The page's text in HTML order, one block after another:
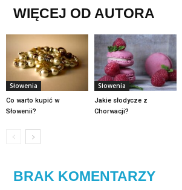
WIĘCEJ OD AUTORA
Słowenia
Co warto kupić w
Słowenii?
Słowenia
Jakie słodycze z
Chorwacji?
BRAK KOMENTARZY